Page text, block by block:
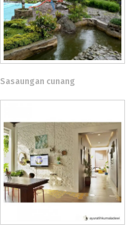
Sasaungan cunang